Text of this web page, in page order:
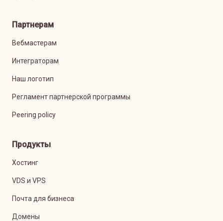
Партнерам
Вебмастерам
Интеграторам
Наш логотип
Регламент партнерской программы
Peering policy
Продукты
Хостинг
VDS и VPS
Почта для бизнеса
Домены